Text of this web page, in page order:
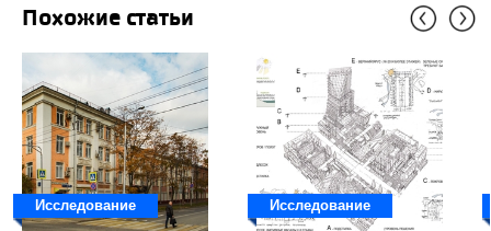
Похожие статьи
Исследование Исследование